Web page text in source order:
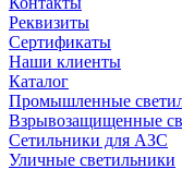
Реквизиты
Сертификаты
Наши клиенты
Каталог
Промышленные
Взрывозащищенные
Сетильники для АЗС
Уличные светильники